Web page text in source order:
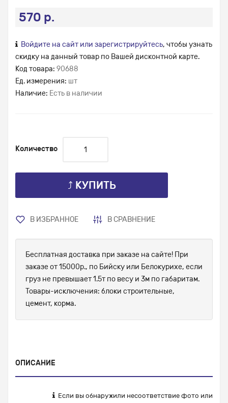
570 р.
Войдите на сайт или зарегистрируйтесь, чтобы узнать
скидку на данный товар по Вашей дисконтной карте.
Код товара: 90688
Ед. измерения: шт
Наличие: Есть в наличии
Количество
⤴ КУПИТЬ
В ИЗБРАННОЕ В СРАВНЕНИЕ
Бесплатная доставка при заказе на сайте! При
заказе от 15000р., по Бийску или Белокурихе, если
груз не превышает 1.5т по весу и 3м по габаритам.
Товары-исключения: блоки строительные,
цемент, корма.
ОПИСАНИЕ
Если вы обнаружили несоответствие фото или